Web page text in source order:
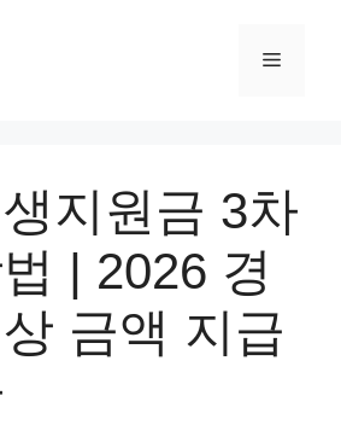
Menu
지원금 3차
| 2026 경
금액 지급